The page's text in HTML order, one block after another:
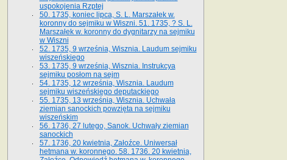
uspokojenia Rzptej
50. 1735, koniec lipca, S. L. Marszałek w.
koronny do sejmiku w Wiszni. 51. 1735, ? S. L.
Marszałek w. koronny do dygnitarzy na sejmiku
w Wiszni
52. 1735, 9 września, Wisznia. Laudum sejmiku
wiszeńskiego
53. 1735, 9 września, Wisznia. Instrukcya
sejmiku posłom na sejm
54. 1735, 12 września, Wisznia. Laudum
sejmiku wiszeńskiego deputackiego
55. 1735, 13 września, Wisznia. Uchwała
ziemian sanockich powzięta na sejmiku
wiszeńskim
56. 1736, 27 lutego, Sanok. Uchwały ziemian
sanockich
57. 1736, 20 kwietnia, Załoźce. Uniwersał
hetmana w. koronnego. 58. 1736. 20 kwietnia,